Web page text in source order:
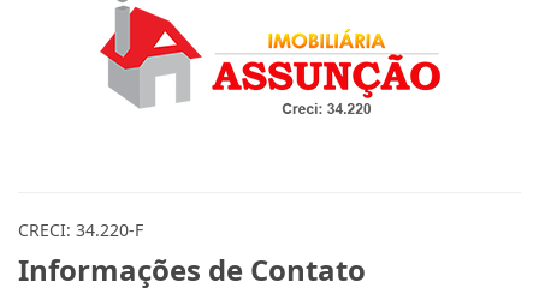
CRECI: 34.220-F
Informações de Contato